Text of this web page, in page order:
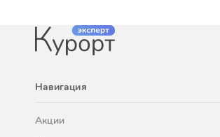
Навигация
Акции